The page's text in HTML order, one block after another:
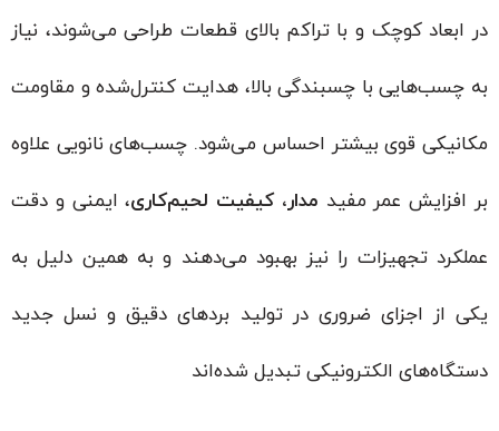
در ابعاد کوچک و با تراکم بالای قطعات طراحی می‌شوند، نیاز
به چسب‌هایی با چسبندگی بالا، هدایت کنترل‌شده و مقاومت
مکانیکی قوی بیشتر احساس می‌شود. چسب‌های نانویی علاوه
بر افزایش عمر مفید مدار، کیفیت لحیم‌کاری، ایمنی و دقت
عملکرد تجهیزات را نیز بهبود می‌دهند و به همین دلیل به
یکی از اجزای ضروری در تولید بردهای دقیق و نسل جدید
دستگاه‌های الکترونیکی تبدیل شده‌اند